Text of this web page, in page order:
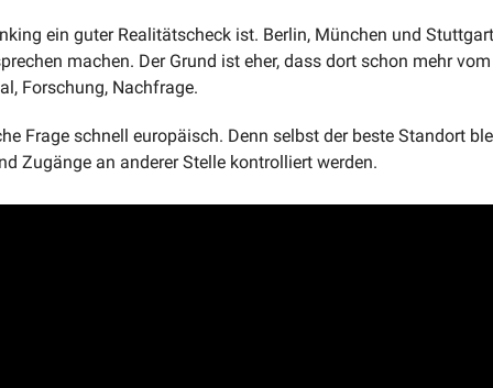
ein guter Realitätscheck ist. Berlin, München und
machen. Der Grund ist eher, dass dort schon mehr
Forschung, Nachfrage.
Frage schnell europäisch. Denn selbst der beste Standort
Zugänge an anderer Stelle kontrolliert werden.